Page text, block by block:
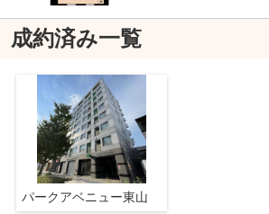
成約済み一覧
パークアベニュー東山